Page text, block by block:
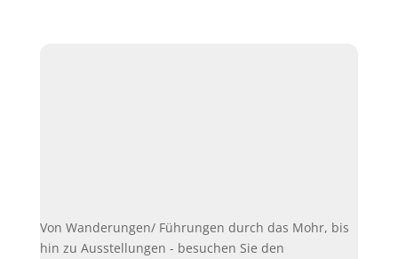
Von Wanderungen/ Führungen durch das Mohr, bis
hin zu Ausstellungen - besuchen Sie den